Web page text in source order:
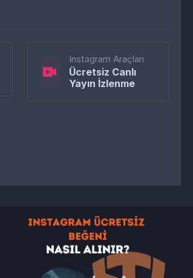
Instagram Araçları
Ücretsiz Canlı
Yayın İzlenme